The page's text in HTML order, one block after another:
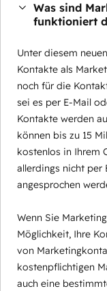
Was sind
funktioniert
Unter diesem
Kontakte als
noch für die
sei es per E-Mail
Kontakte werden
können bis zu 15
kostenlos in Ihrem
allerdings nicht per
angesprochen
Wenn Sie
Möglichkeit, Ihre
von
kostenpflichtigen
auch eine